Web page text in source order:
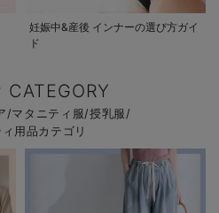
妊娠中&産後 インナーの選び方ガイ
ド
CATEGORY
/マタニティ服/授乳服/
用品カテゴリ